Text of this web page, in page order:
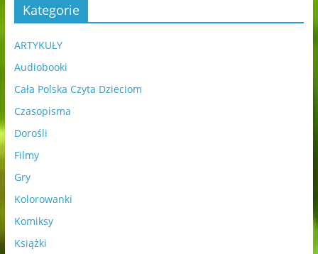
Kategorie
ARTYKUŁY
Audiobooki
Cała Polska Czyta Dzieciom
Czasopisma
Dorośli
Filmy
Gry
Kolorowanki
Komiksy
Książki